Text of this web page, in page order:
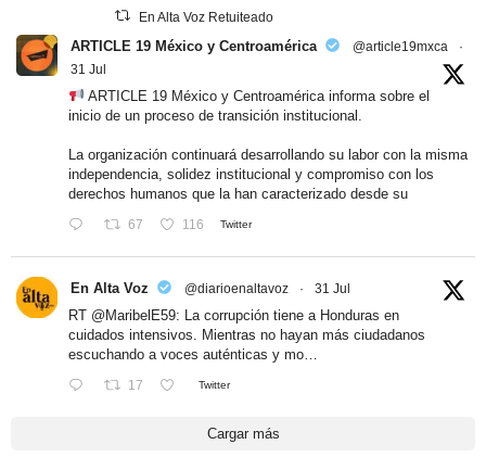
En Alta Voz Retuiteado
ARTICLE 19 México y Centroamérica @article19mxca
·
31 Jul
ARTICLE 19 México y Centroamérica informa sobre el
inicio de un proceso de transición institucional.
La organización continuará desarrollando su labor con la misma
independencia, solidez institucional y compromiso con los
derechos humanos que la han caracterizado desde su
67 116 Twitter
En Alta Voz @diarioenaltavoz · 31 Jul
RT @MaribelE59: La corrupción tiene a Honduras en
cuidados intensivos. Mientras no hayan más ciudadanos
escuchando a voces auténticas y mo…
17 Twitter
Cargar más